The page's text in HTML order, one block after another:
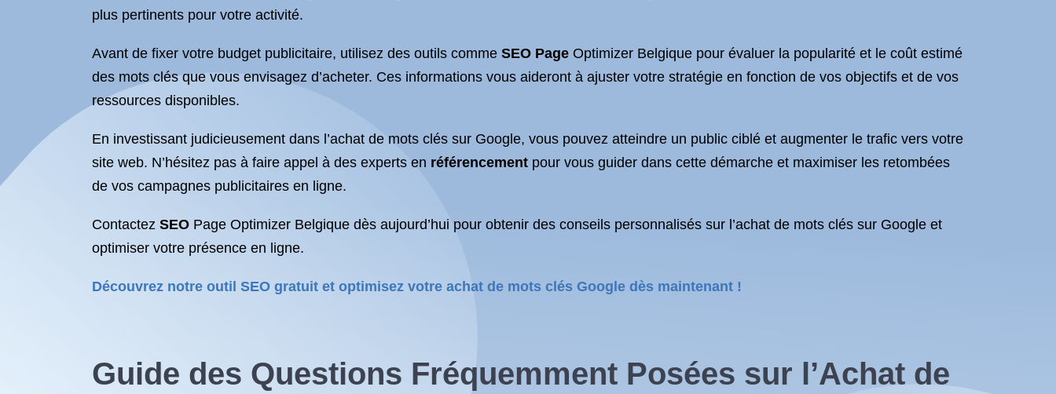
plus pertinents pour votre activité.
Avant de fixer votre budget publicitaire, utilisez des outils comme SEO Page Optimizer Belgique pour évaluer la popularité et le coût estimé
des mots clés que vous envisagez d’acheter. Ces informations vous aideront à ajuster votre stratégie en fonction de vos objectifs et de vos
ressources disponibles.
En investissant judicieusement dans l’achat de mots clés sur Google, vous pouvez atteindre un public ciblé et augmenter le trafic vers votre
site web. N’hésitez pas à faire appel à des experts en référencement pour vous guider dans cette démarche et maximiser les retombées
de vos campagnes publicitaires en ligne.
Contactez SEO Page Optimizer Belgique dès aujourd’hui pour obtenir des conseils personnalisés sur l’achat de mots clés sur Google et
optimiser votre présence en ligne.
Découvrez notre outil SEO gratuit et optimisez votre achat de mots clés Google dès maintenant !
Guide des Questions Fréquemment Posées sur l’Achat de